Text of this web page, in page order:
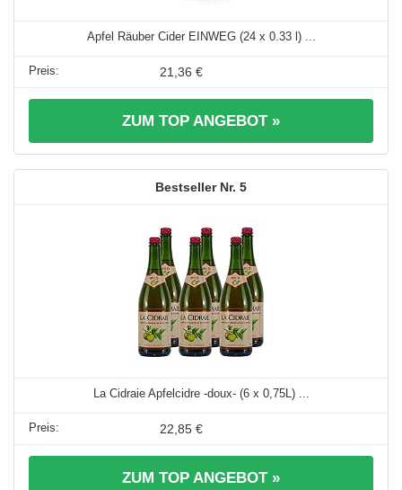
Apfel Räuber Cider EINWEG (24 x 0.33 l) ...
21,36 €
ZUM TOP ANGEBOT »
5
La Cidraie Apfelcidre -doux- (6 x 0,75L) ...
22,85 €
ZUM TOP ANGEBOT »